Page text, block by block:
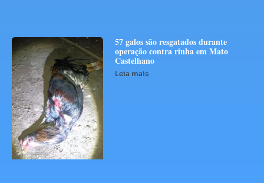
57 galos são resgatados durante
operação contra rinha em Mato
Castelhano
Leia mais